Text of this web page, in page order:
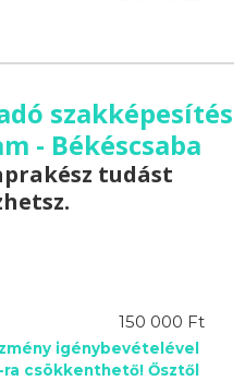
szakképesítés
- Békéscsaba
tudást
150 000 Ft
igénybevételével
ra csökkenthető! Ősztől